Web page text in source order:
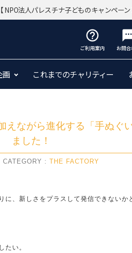
NPO法人パレスチナ子どものキャンペーン
help_outline
ご利用案内 お問
画 これまでのチャリティー
えながら進化する「手ぬぐ
ました！
: THE FACTORY
に、新しさをプラスして発信できないか
たい。